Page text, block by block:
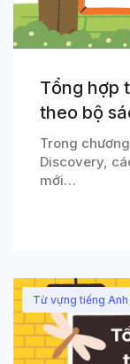
Tổng hợp
theo bộ
Trong
Discovery,
mới…
Từ vựng tiếng Anh